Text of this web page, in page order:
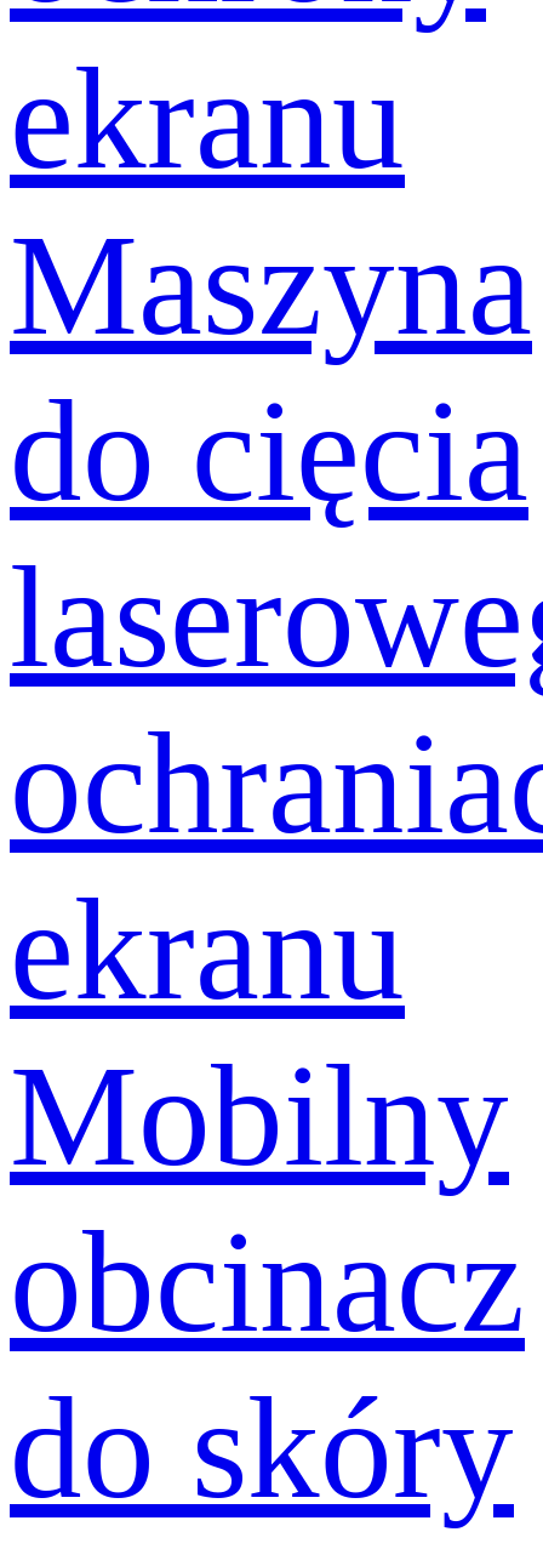
ekranu
Maszyna
do cięcia
ekranu
Mobilny
obcinacz
do skóry